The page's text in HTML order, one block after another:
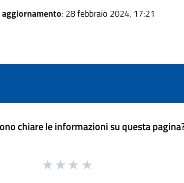
: 28 febbraio 2024, 17:21
chiare le informazioni su questa